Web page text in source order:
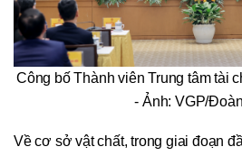
Công bố Thành viên Trung tâm tài
- Ảnh: VGP/
Về cơ sở vật chất, trong giai đoạn